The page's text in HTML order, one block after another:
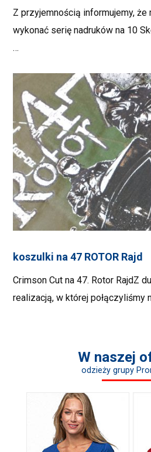
Z przyjemnością informujemy, że
wykonać serię nadruków na 10
…
koszulki na 47 ROTOR Rajd
Crimson Cut na 47. Rotor RajdZ
realizacją, w której połączyliśmy
W naszej
odzieży grupy